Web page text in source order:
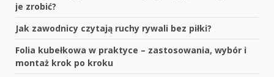
je zrobić?
Jak zawodnicy czytają ruchy rywali bez piłki?
Folia kubełkowa w praktyce – zastosowania, wybór i
montaż krok po kroku